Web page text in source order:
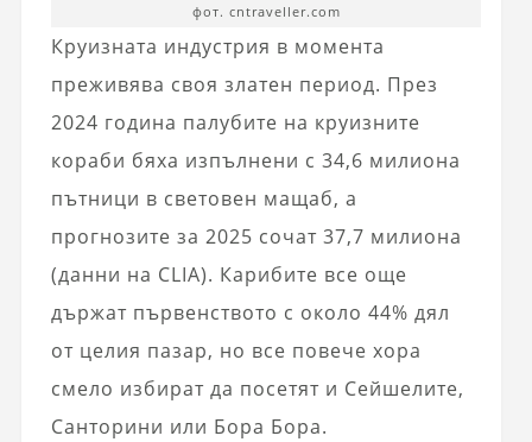
фот. cntraveller.com
Круизната индустрия в момента
преживява своя златен период. През
2024 година палубите на круизните
кораби бяха изпълнени с 34,6 милиона
пътници в световен мащаб, а
прогнозите за 2025 сочат 37,7 милиона
(данни на CLIA). Карибите все още
държат първенството с около 44% дял
от целия пазар, но все повече хора
смело избират да посетят и Сейшелите,
Санторини или Бора Бора.